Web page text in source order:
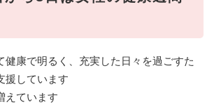
健康で明るく、充実した日々を過ごすた
援しています
えています